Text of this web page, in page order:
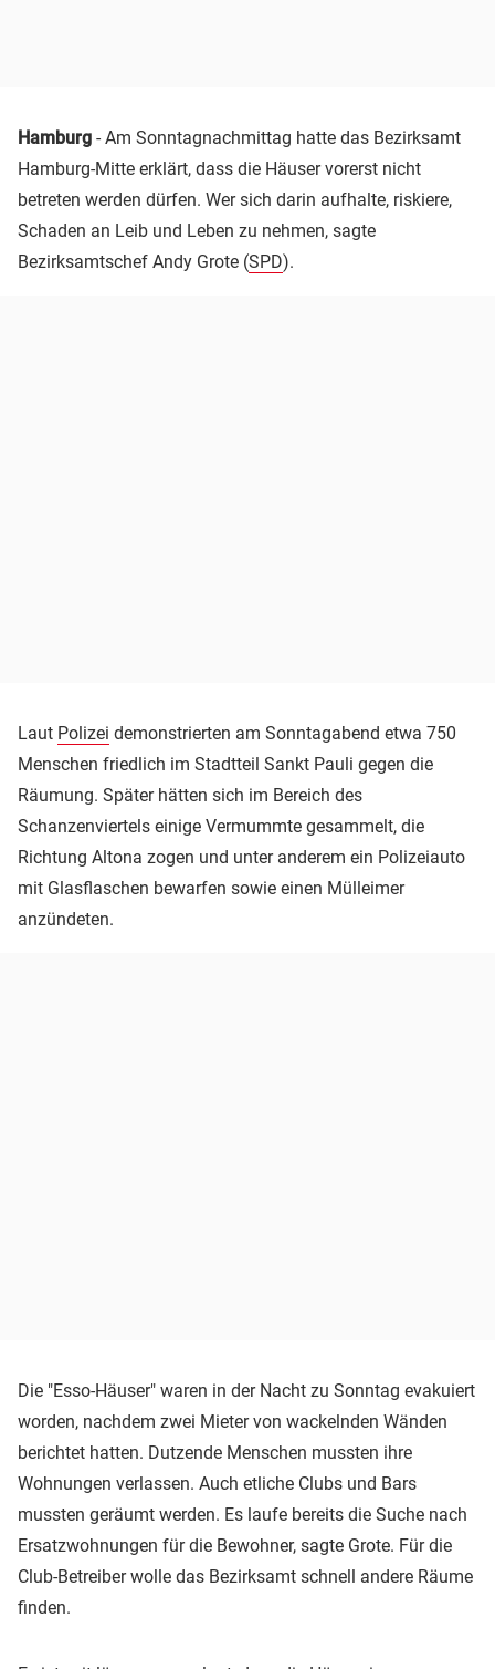
Hamburg - Am Sonntagnachmittag hatte das Bezirksamt
Hamburg-Mitte erklärt, dass die Häuser vorerst nicht
betreten werden dürfen. Wer sich darin aufhalte, riskiere,
Schaden an Leib und Leben zu nehmen, sagte
Bezirksamtschef Andy Grote (SPD).
Laut Polizei demonstrierten am Sonntagabend etwa 750
Menschen friedlich im Stadtteil Sankt Pauli gegen die
Räumung. Später hätten sich im Bereich des
Schanzenviertels einige Vermummte gesammelt, die
Richtung Altona zogen und unter anderem ein Polizeiauto
mit Glasflaschen bewarfen sowie einen Mülleimer
anzündeten.
Die "Esso-Häuser" waren in der Nacht zu Sonntag evakuiert
worden, nachdem zwei Mieter von wackelnden Wänden
berichtet hatten. Dutzende Menschen mussten ihre
Wohnungen verlassen. Auch etliche Clubs und Bars
mussten geräumt werden. Es laufe bereits die Suche nach
Ersatzwohnungen für die Bewohner, sagte Grote. Für die
Club-Betreiber wolle das Bezirksamt schnell andere Räume
finden.